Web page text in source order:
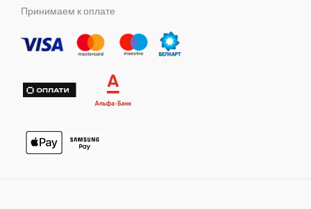
n
i
k
e
t
a
p
e
m
Принимаем к оплате